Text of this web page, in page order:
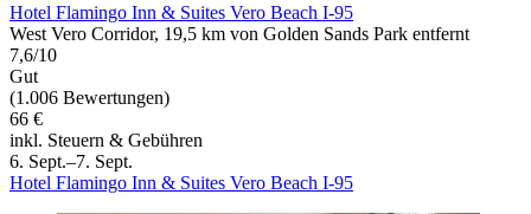
Hotel Flamingo Inn & Suites Vero Beach I-95
West Vero Corridor, 19,5 km von Golden Sands Park entfernt
7,6/10
Gut
(1.006 Bewertungen)
66 €
inkl. Steuern & Gebühren
6. Sept.–7. Sept.
Hotel Flamingo Inn & Suites Vero Beach I-95